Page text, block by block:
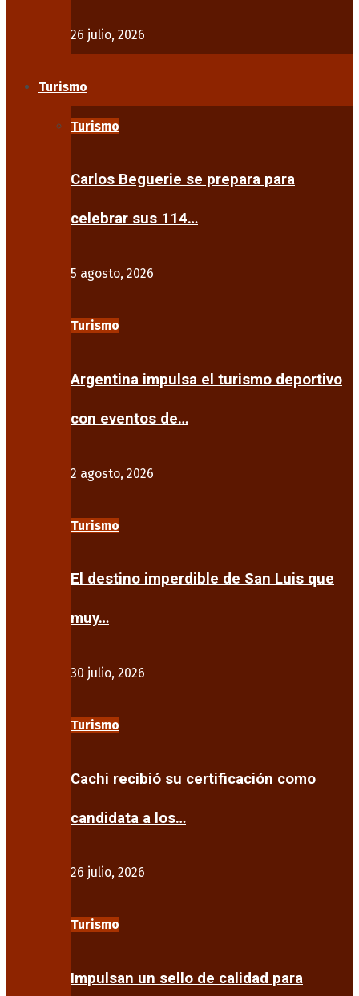
26 julio, 2026
Turismo
Turismo
Carlos Beguerie se prepara para
celebrar sus 114…
5 agosto, 2026
Turismo
Argentina impulsa el turismo deportivo
con eventos de…
2 agosto, 2026
Turismo
El destino imperdible de San Luis que
muy…
30 julio, 2026
Turismo
Cachi recibió su certificación como
candidata a los…
26 julio, 2026
Turismo
Impulsan un sello de calidad para